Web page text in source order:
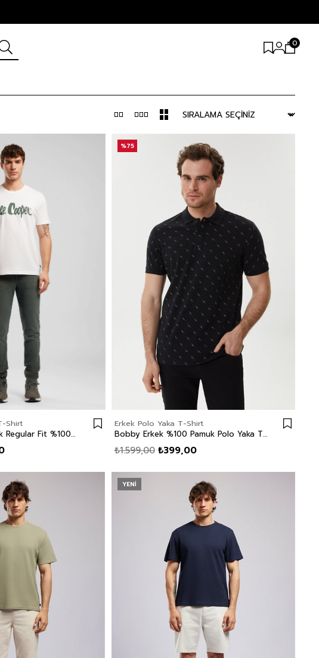
0
Shirt
LONDONLOGO Erkek Regular Fit %100 Pamuk Baskılı Bisiklet Yaka T-Shirt Beyaz
Erkek Polo Yaka T-Shirt
Bobby Erkek %100 Pamuk Polo Yaka T-Shirt Siyah
₺399,00
₺1.599,00
%75
YENI